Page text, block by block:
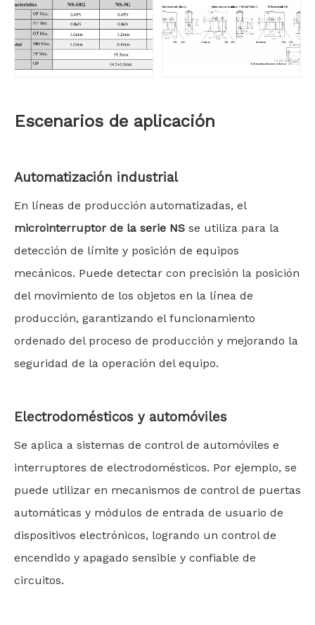
Escenarios de aplicación
Automatización industrial
En líneas de producción automatizadas, el
microinterruptor de la serie NS se utiliza para la
detección de límite y posición de equipos
mecánicos. Puede detectar con precisión la posición
del movimiento de los objetos en la línea de
producción, garantizando el funcionamiento
ordenado del proceso de producción y mejorando la
seguridad de la operación del equipo.
Electrodomésticos y automóviles
Se aplica a sistemas de control de automóviles e
interruptores de electrodomésticos. Por ejemplo, se
puede utilizar en mecanismos de control de puertas
automáticas y módulos de entrada de usuario de
dispositivos electrónicos, logrando un control de
encendido y apagado sensible y confiable de
circuitos.